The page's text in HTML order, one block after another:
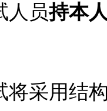
员持本
采用结构